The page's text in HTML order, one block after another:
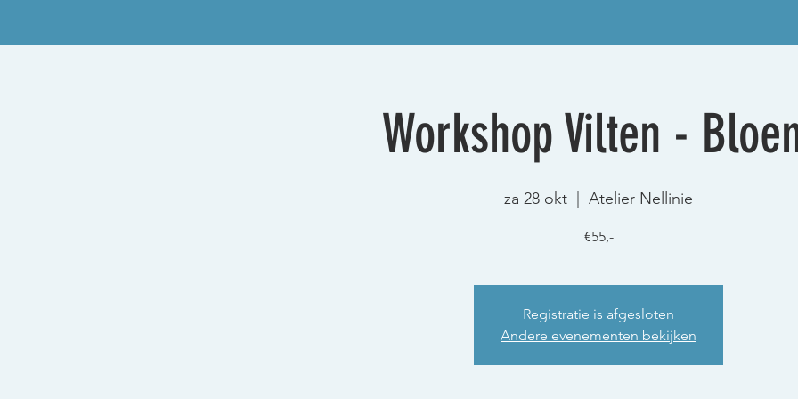
Workshop Vilten -
za 28 okt Atelier Nellinie
€55,-
Registratie is afgesloten
Andere evenementen bekijken